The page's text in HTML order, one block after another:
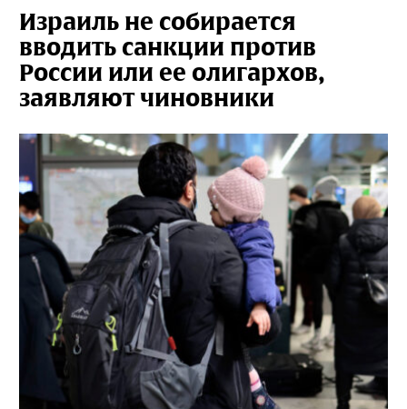
Израиль не собирается
вводить санкции против
России или ее олигархов,
заявляют чиновники